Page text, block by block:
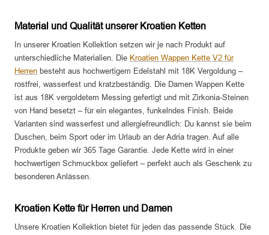
Material und Qualität unserer Kroatien Ketten
In unserer Kroatien Kollektion setzen wir je nach Produkt auf
unterschiedliche Materialien. Die Kroatien Wappen Kette V2 für
Herren besteht aus hochwertigem Edelstahl mit 18K Vergoldung –
rostfrei, wasserfest und kratzbeständig. Die Damen Wappen Kette
ist aus 18K vergoldetem Messing gefertigt und mit Zirkonia-Steinen
von Hand besetzt – für ein elegantes, funkelndes Finish. Beide
Varianten sind wasserfest und allergiefreundlich: Du kannst sie beim
Duschen, beim Sport oder im Urlaub an der Adria tragen. Auf alle
Produkte geben wir 365 Tage Garantie. Jede Kette wird in einer
hochwertigen Schmuckbox geliefert – perfekt auch als Geschenk zu
besonderen Anlässen.
Kroatien Kette für Herren und Damen
Unsere Kroatien Kollektion bietet für jeden das passende Stück. Die